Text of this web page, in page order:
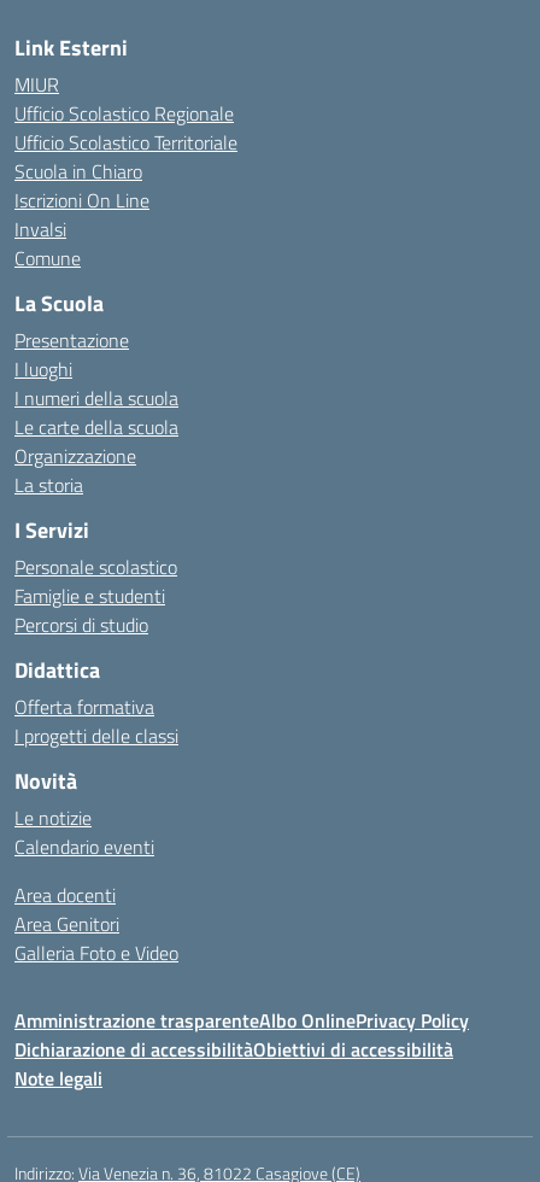
Link Esterni
MIUR
Ufficio Scolastico Regionale
Ufficio Scolastico Territoriale
Scuola in Chiaro
Iscrizioni On Line
Invalsi
Comune
La Scuola
Presentazione
I luoghi
I numeri della scuola
Le carte della scuola
Organizzazione
La storia
I Servizi
Personale scolastico
Famiglie e studenti
Percorsi di studio
Didattica
Offerta formativa
I progetti delle classi
Novità
Le notizie
Calendario eventi
Area docenti
Area Genitori
Galleria Foto e Video
Amministrazione trasparenteAlbo OnlinePrivacy Policy
Dichiarazione di accessibilitàObiettivi di accessibilità
Note legali
Indirizzo:Via Venezia n. 36, 81022 Casagiove (CE)